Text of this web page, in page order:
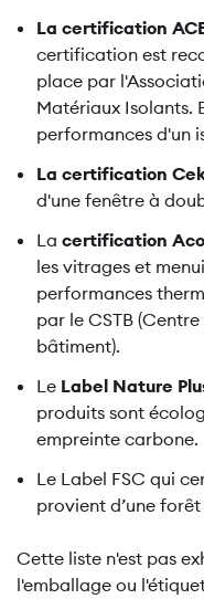
La certification
certification est
place par
Matériaux Isolants.
performances d'un
La certification
d'une fenêtre à
La certification
les vitrages et
performances
par le CSTB
bâtiment).
Le Label Nature
produits sont
empreinte carbone.
Le Label FSC qui
provient d’une
Cette liste n'est pas
l'emballage ou